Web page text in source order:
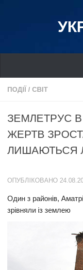
Україна
Дніпро
Львів
Івано-Франківськ
Донбас
Одеса
ПОДІЇ / СВІТ
ЗЕМЛЕТРУС В
ЖЕРТВ
ЛИШАЮТЬСЯ
ОПУБЛІКОВАНО
Один з районів,
зрівняли із землею